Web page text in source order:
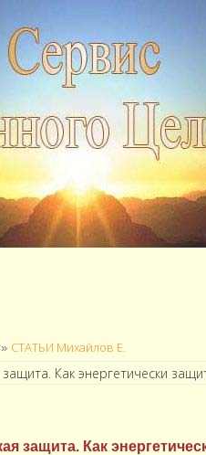
» СТАТЬИ Михайлов Е.
Как энергетически
защита. Как